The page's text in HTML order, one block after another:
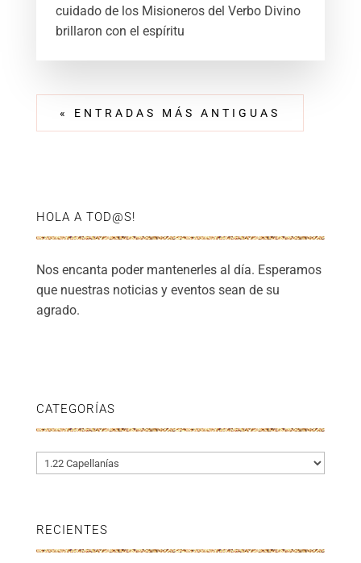
cuidado de los Misioneros del Verbo Divino
brillaron con el espíritu
« ENTRADAS MÁS ANTIGUAS
HOLA A TOD@S!
Nos encanta poder mantenerles al día. Esperamos
que nuestras noticias y eventos sean de su
agrado.
CATEGORÍAS
Categorías
RECIENTES